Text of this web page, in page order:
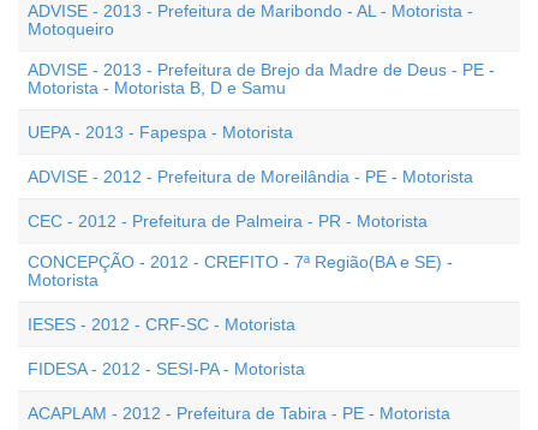
ADVISE - 2013 - Prefeitura de Maribondo - AL - Motorista -
Motoqueiro
ADVISE - 2013 - Prefeitura de Brejo da Madre de Deus - PE -
Motorista - Motorista B, D e Samu
UEPA - 2013 - Fapespa - Motorista
ADVISE - 2012 - Prefeitura de Moreilândia - PE - Motorista
CEC - 2012 - Prefeitura de Palmeira - PR - Motorista
CONCEPÇÃO - 2012 - CREFITO - 7ª Região(BA e SE) -
Motorista
IESES - 2012 - CRF-SC - Motorista
FIDESA - 2012 - SESI-PA - Motorista
ACAPLAM - 2012 - Prefeitura de Tabira - PE - Motorista